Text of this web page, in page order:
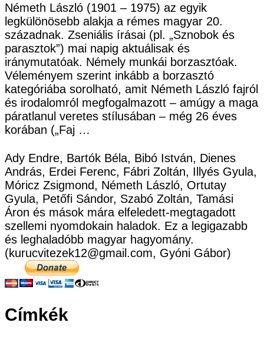
Németh László (1901 – 1975) az egyik
legkülönösebb alakja a rémes magyar 20.
századnak. Zseniális írásai (pl. „Sznobok és
parasztok”) mai napig aktuálisak és
iránymutatóak. Némely munkái borzasztóak.
Véleményem szerint inkább a borzasztó
kategóriába sorolható, amit Németh László fajról
és irodalomról megfogalmazott – amúgy a maga
páratlanul veretes stílusában – még 26 éves
korában („Faj …
Ady Endre, Bartók Béla, Bibó István, Dienes
András, Erdei Ferenc, Fábri Zoltán, Illyés Gyula,
Móricz Zsigmond, Németh László, Ortutay
Gyula, Petőfi Sándor, Szabó Zoltán, Tamási
Áron és mások mára elfeledett-megtagadott
szellemi nyomdokain haladok. Ez a legigazabb
és leghaladóbb magyar hagyomány.
(kurucvitezek12@gmail.com, Gyóni Gábor)
Címkék